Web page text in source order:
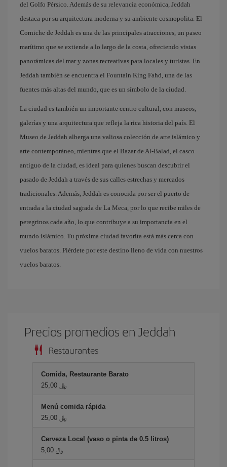
del Golfo Pérsico. Además de su relevancia económica, Jeddah
destaca por su arquitectura moderna y su ambiente cosmopolita. El
Corniche de Jeddah es una de las principales atracciones, un paseo
marítimo que se extiende a lo largo de la costa, ofreciendo vistas
panorámicas del mar y zonas recreativas para locales y turistas. En
Jeddah también se encuentra el Fountain King Fahd, una de las
fuentes más altas del mundo, que es un símbolo de la ciudad.
La ciudad es también un importante centro cultural, con museos,
galerías y una arquitectura que refleja la rica historia del país. El
Museo de Jeddah alberga una valiosa colección de arte islámico y
arte contemporáneo, mientras que el Bazar de Al-Balad, el casco
antiguo de la ciudad, es ideal para quienes buscan descubrir el
pasado de Jeddah a través de sus calles estrechas y mercados
tradicionales. Además, Jeddah es conocida por ser el puerto de
entrada a la ciudad sagrada de La Meca, por lo que recibe miles de
peregrinos cada año, lo que contribuye a su importancia en el
mundo islámico. Tu próxima ciudad favorita está más cerca con
vuelos baratos. Piérdete por este destino lleno de vida con nuestros
vuelos baratos.
Precios promedios en Jeddah
Restaurantes
Comida, Restaurante Barato
25,00 ﷼
Menú comida rápida
25,00 ﷼
Cerveza Local (vaso o pinta de 0.5 litros)
5,00 ﷼